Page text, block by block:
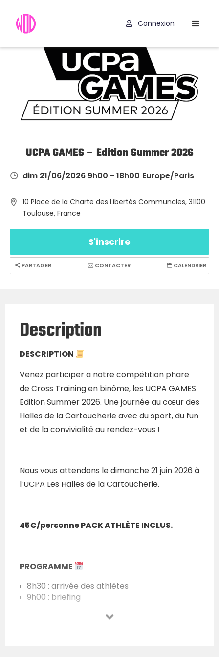
Codes
Promo
Connexion
UCPA GAMES – Edition Summer 2026
dim 21/06/2026 9h00 - 18h00 Europe/Paris
10 Place de la Charte des Libertés Communales, 31100
Toulouse, France
S'inscrire
PARTAGER CONTACTER CALENDRIER
Description
DESCRIPTION
Venez participer à notre compétition phare
de Cross Training en binôme, les UCPA GAMES
Edition Summer 2026. Une journée au cœur des
Halles de la Cartoucherie avec du sport, du fun
et de la convivialité au rendez-vous !
Nous vous attendons le dimanche 21 juin 2026 à
l’UCPA Les Halles de la Cartoucherie.
45€/personne PACK ATHLÈTE INCLUS.
PROGRAMME
8h30 : arrivée des athlètes
9h00 : briefing
à partir de 18h30 : annonce des résultats